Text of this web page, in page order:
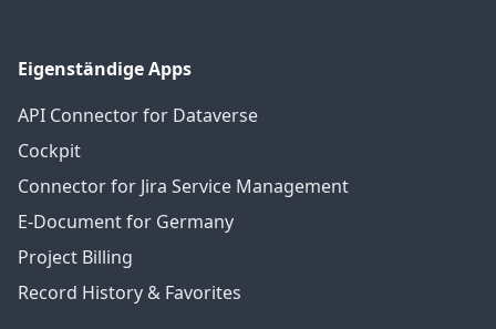
Eigenständige Apps
API Connector for Dataverse
Cockpit
Connector for Jira Service Management
E-Document for Germany
Project Billing
Record History & Favorites